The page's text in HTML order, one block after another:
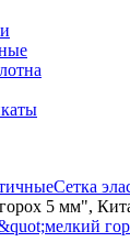
Сетка
5 мм",